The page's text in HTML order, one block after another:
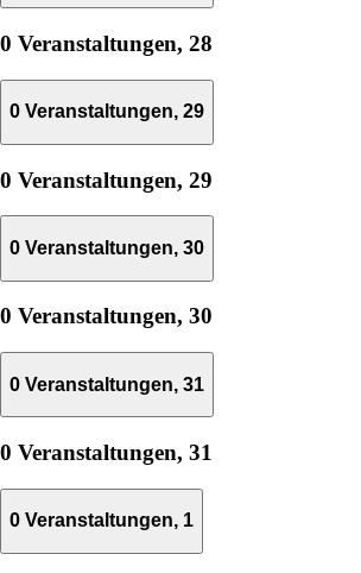
0 Veranstaltungen, 28
0 Veranstaltungen, 29
0 Veranstaltungen, 29
0 Veranstaltungen, 30
0 Veranstaltungen, 30
0 Veranstaltungen, 31
0 Veranstaltungen, 31
0 Veranstaltungen, 1